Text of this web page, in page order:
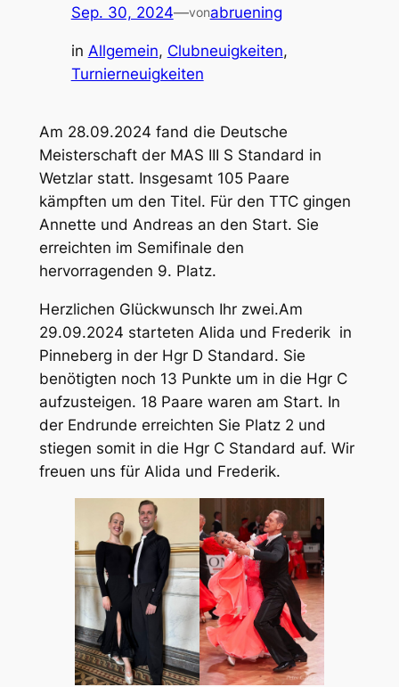
Sep. 30, 2024—vonabruening
in Allgemein, Clubneuigkeiten
Turnierneuigkeiten
Am 28.09.2024 fand die Deutsche
Meisterschaft der MAS III S Standard in
Wetzlar statt. Insgesamt 105 Paare
kämpften um den Titel. Für den TTC gingen
Annette und Andreas an den Start. Sie
erreichten im Semifinale den
hervorragenden 9. Platz.
Herzlichen Glückwunsch Ihr zwei.Am
29.09.2024 starteten Alida und Frederik in
Pinneberg in der Hgr D Standard. Sie
benötigten noch 13 Punkte um in die Hgr C
aufzusteigen. 18 Paare waren am Start. In
der Endrunde erreichten Sie Platz 2 und
stiegen somit in die Hgr C Standard auf. Wir
freuen uns für Alida und Frederik.